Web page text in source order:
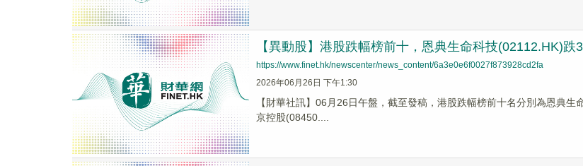
【異動股】港股跌幅榜前十，恩典生命科技(02112.HK)
https://www.finet.hk/newscenter/news_content/6a3e0e6f0027f873928cd2fa
2026年06月26日 下午1:30
【財華社訊】06月26日午盤，截至發稿，港股跌幅榜前十名分別為恩典
京控股(08450....